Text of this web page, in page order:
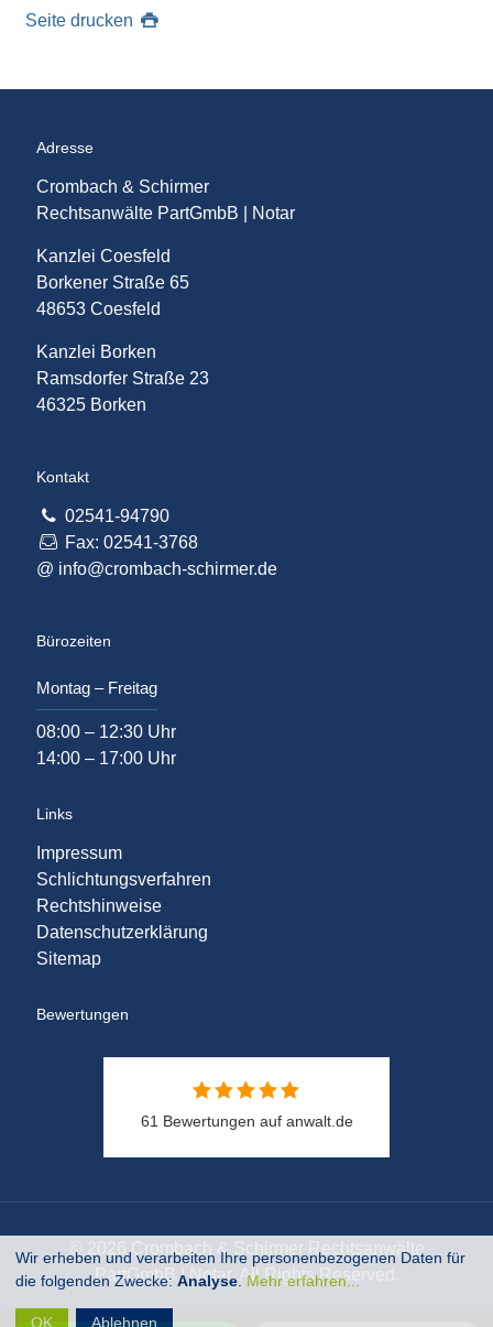
Seite drucken
Adresse
Crombach & Schirmer
Rechtsanwälte PartGmbB | Notar
Kanzlei Coesfeld
Borkener Straße 65
48653 Coesfeld
Kanzlei Borken
Ramsdorfer Straße 23
46325 Borken
Kontakt
02541-94790
Fax: 02541-3768
@ info@crombach-schirmer.de
Bürozeiten
Montag – Freitag
08:00 – 12:30 Uhr
14:00 – 17:00 Uhr
Links
Impressum
Schlichtungsverfahren
Rechtshinweise
Datenschutzerklärung
Sitemap
Bewertungen
61 Bewertungen auf anwalt.de
© 2026 Crombach & Schirmer Rechtsanwälte
PartGmbB | Notar. All Rights Reserved.
Wir erheben und verarbeiten Ihre personenbezogenen Daten für
die folgenden Zwecke: Analyse Mehr erfahren...
OK Ablehnen